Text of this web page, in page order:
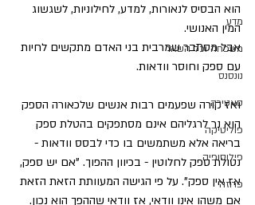
מדע
משפחה וכל השאר
נונסנס
סאטירה
פוליטיקה
פילוסופיה
פרוזה
הוא הבסיס לנאורות, למדע, לחילוניות, לשגשוג
המין האנושי.
אבל מסתבר שמרבית בני האדם מתקשים לחיות
עם ספק וחוסר וודאות.
ואז קורה שפעמים רבות אנשים שלכאורה הספק
הוא נר לרגליהם אינם מסתפקים בהטלת ספק
בריאה אלא משתמשים בו כדי לבסס וודאות -
נטולת ספק לחלוטין - בכיוון ההפוך. "אם יש ספק,
אז אין ספק". על פי הגישה המעוותת הזאת הזאת
אם משהו אינו וודאי, אז וודאי שההפך הוא נכון.